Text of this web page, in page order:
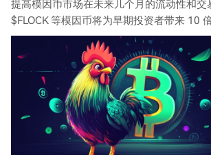
提高模因币市场在未来几个月的流动性和交
$FLOCK 等模因币将为早期投资者带来 10